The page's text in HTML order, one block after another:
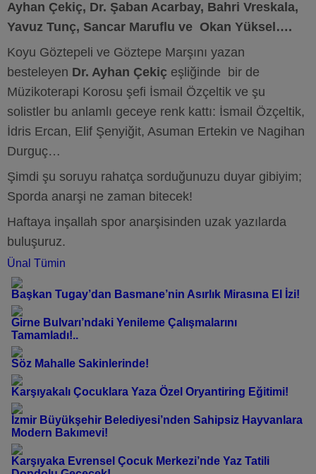
Ayhan Çekiç, Dr. Şaban Acarbay, Bahri Vreskala,
Yavuz Tunç, Sancar Maruflu ve Okan Yüksel….
Koyu Göztepeli ve Göztepe Marşını yazan
besteleyen Dr. Ayhan Çekiç eşliğinde bir de
Müzikoterapi Korosu şefi İsmail Özçeltik ve şu
solistler bu anlamlı geceye renk kattı: İsmail Özçeltik,
İdris Ercan, Elif Şenyiğit, Asuman Ertekin ve Nagihan
Durguç…
Şimdi şu soruyu rahatça sorduğunuzu duyar gibiyim;
Sporda anarşi ne zaman bitecek!
Haftaya inşallah spor anarşisinden uzak yazılarda
buluşuruz.
Ünal Tümin
Başkan Tugay’dan Basmane’nin Asırlık Mirasına El İzi!
Girne Bulvarı’ndaki Yenileme Çalışmalarını
Tamamladı!..
Söz Mahalle Sakinlerinde!
Karşıyakalı Çocuklara Yaza Özel Oryantiring Eğitimi!
İzmir Büyükşehir Belediyesi’nden Sahipsiz Hayvanlara
Modern Bakımevi!
Karşıyaka Evrensel Çocuk Merkezi’nde Yaz Tatili